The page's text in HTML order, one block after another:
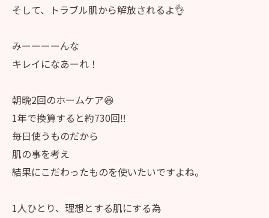
そして、トラブル肌から解放されるよ👌
みーーーーんな
キレイになあーれ！
朝晩2回のホームケア😆
1年で換算すると約730回‼️
毎日使うものだから
肌の事を考え
結果にこだわったものを使いたいですよね。
1人ひとり、理想とする肌にする為